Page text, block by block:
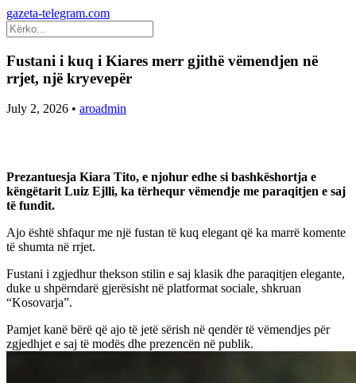
gazeta-telegram.com
Fustani i kuq i Kiares merr gjithë vëmendjen në
rrjet, një kryevepër
July 2, 2026 • aroadmin
Prezantuesja Kiara Tito, e njohur edhe si bashkëshortja e
këngëtarit Luiz Ejlli, ka tërhequr vëmendje me paraqitjen e saj
të fundit.
Ajo është shfaqur me një fustan të kuq elegant që ka marrë komente
të shumta në rrjet.
Fustani i zgjedhur thekson stilin e saj klasik dhe paraqitjen elegante,
duke u shpërndarë gjerësisht në platformat sociale, shkruan
“Kosovarja”.
Pamjet kanë bërë që ajo të jetë sërish në qendër të vëmendjes për
zgjedhjet e saj të modës dhe prezencën në publik.